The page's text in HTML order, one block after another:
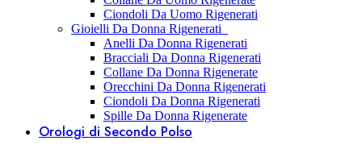
Ciondoli Da Uomo Rigenerati
Gioielli Da Donna Rigenerati
Anelli Da Donna Rigenerati
Bracciali Da Donna Rigenerati
Collane Da Donna Rigenerate
Orecchini Da Donna Rigenerati
Ciondoli Da Donna Rigenerati
Spille Da Donna Rigenerate
Orologi di Secondo Polso